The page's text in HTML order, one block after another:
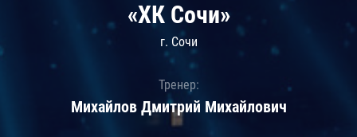
«ХК Сочи»
г. Сочи
Тренер:
Михайлов Дмитрий Михайлович